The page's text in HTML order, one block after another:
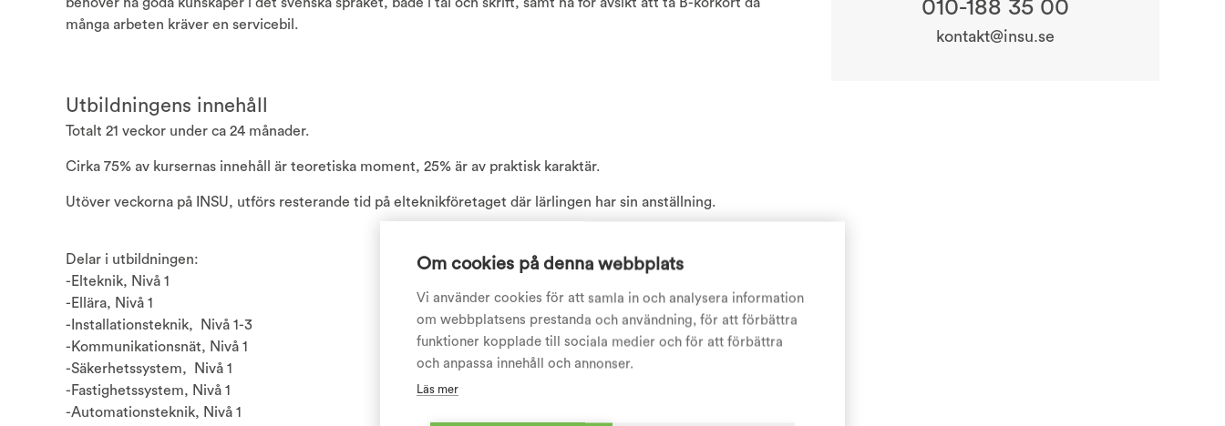
många arbeten kräver en servicebil.
Utbildningens innehåll
Totalt 21 veckor under ca 24 månader.
Cirka 75% av kursernas innehåll är teoretiska moment, 25% är av praktisk karaktär.
Utöver veckorna på INSU, utförs resterande tid på elteknikföretaget där lärlingen har sin anställning.
Delar i utbildningen:
-Elteknik, Nivå 1
-Ellära, Nivå 1
-Installationsteknik, Nivå 1-3
-Kommunikationsnät, Nivå 1
-Säkerhetssystem, Nivå 1
-Fastighetssystem, Nivå 1
-Automationsteknik, Nivå 1
010-188 35 00
kontakt@insu.se
Om cookies på denna webbplats
Vi använder cookies för att samla in och analysera information
om webbplatsens prestanda och användning, för att förbättra
funktioner kopplade till sociala medier och för att förbättra
och anpassa innehåll och annonser.
Läs mer